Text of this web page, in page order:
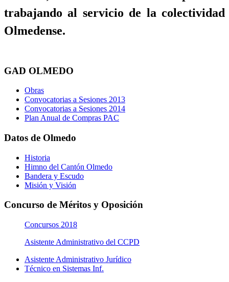
trabajando al servicio de la colectividad
Olmedense.
GAD OLMEDO
Obras
Convocatorias a Sesiones 2013
Convocatorias a Sesiones 2014
Plan Anual de Compras PAC
Datos de Olmedo
Historia
Himno del Cantón Olmedo
Bandera y Escudo
Misión y Visión
Concurso de Méritos y Oposición
Concursos 2018
Asistente Administrativo del CCPD
Asistente Administrativo Jurídico
Técnico en Sistemas Inf.